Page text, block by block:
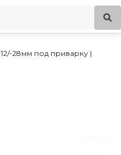
Ридан под приварку
28мм под приварку |